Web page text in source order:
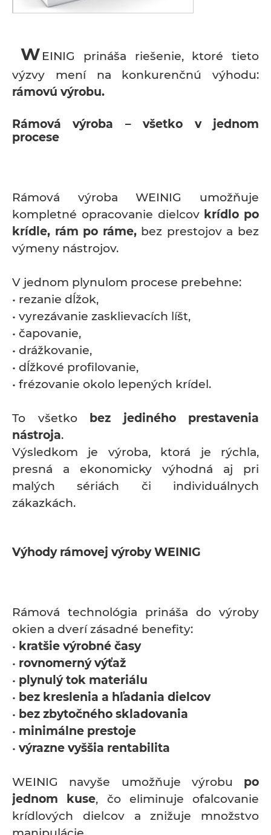
W EINIG prináša riešenie, ktoré tieto
výzvy mení na konkurenčnú výhodu:
rámovú výrobu.
Rámová výroba – všetko v jednom
procese
Rámová výroba WEINIG umožňuje
kompletné opracovanie dielcov krídlo po
krídle, rám po ráme, bez prestojov a bez
výmeny nástrojov.
V jednom plynulom procese prebehne:
• rezanie dĺžok,
• vyrezávanie zasklievacích líšt,
• čapovanie,
• drážkovanie,
• dĺžkové profilovanie,
• frézovanie okolo lepených krídel.
To všetko
bez jediného prestavenia
nástroja.
Výsledkom je výroba, ktorá je rýchla,
presná a ekonomicky výhodná aj pri
malých sériách či individuálnych
zákazkách.
Výhody rámovej výroby WEINIG
Rámová technológia prináša do výroby
okien a dverí zásadné benefity:
• kratšie výrobné časy
• rovnomerný výťaž
• plynulý tok materiálu
• bez kreslenia a hľadania dielcov
• bez zbytočného skladovania
• minimálne prestoje
• výrazne vyššia rentabilita
WEINIG navyše umožňuje výrobu po
jednom kuse, čo eliminuje ofalcovanie
krídlových dielcov a znižuje množstvo